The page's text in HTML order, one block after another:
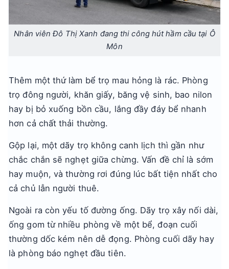
Nhân viên Đô Thị Xanh đang thi công hút hầm cầu tại Ô
Môn
Thêm một thứ làm bể trọ mau hỏng là rác. Phòng
trọ đông người, khăn giấy, băng vệ sinh, bao nilon
hay bị bỏ xuống bồn cầu, lắng đầy đáy bể nhanh
hơn cả chất thải thường.
Gộp lại, một dãy trọ không canh lịch thì gần như
chắc chắn sẽ nghẹt giữa chừng. Vấn đề chỉ là sớm
hay muộn, và thường rơi đúng lúc bất tiện nhất cho
cả chủ lẫn người thuê.
Ngoài ra còn yếu tố đường ống. Dãy trọ xây nối dài,
ống gom từ nhiều phòng về một bể, đoạn cuối
thường dốc kém nên dễ đọng. Phòng cuối dãy hay
là phòng báo nghẹt đầu tiên.